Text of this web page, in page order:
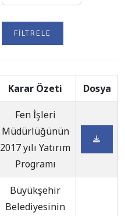
FILTRELE
Karar Özeti Dosya
Fen İşleri
Müdürlüğünün
2017 yılı Yatırım
Programı
Büyükşehir
Belediyesinin